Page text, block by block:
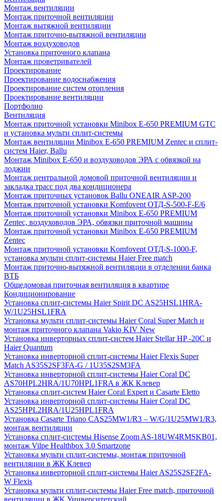
Монтаж вентиляции
Монтаж приточной вентиляции
Монтаж вытяжной вентиляции
Монтаж приточно-вытяжной вентиляции
Монтаж воздуховодов
Установка приточного клапана
Монтаж проветривателей
Проектирование
Проектирование водоснабжения
Проектирование систем отопления
Проектирование вентиляции
Портфолио
Вентиляция
Монтаж приточной установки Minibox E-650 PREMIUM GTC
и установка мульти сплит-системы
Монтаж вентиляции Minibox E-650 PREMIUM Zentec и сплит-
систем Haier, Ballu
Монтаж Minibox E-650 и воздуховодов ЭРА с обвязкой на
лоджии
Монтаж центральной домовой приточной вентиляции и
закладка трасс под два кондиционера
Монтаж приточных установок Ballu ONEAIR ASP-200
Монтаж приточной установки Komfovent ОТД-S-500-F-E/6
Монтаж приточной установки Minibox E-650 PREMIUM
Zentec, воздуховодов ЭРА, обвязки приточной машины
Монтаж приточной установки Minibox E-650 PREMIUM
Zentec
Монтаж приточной установки Komfovent ОТД-S-1000-F,
установка мульти сплит-системы Haier Free match
Монтаж приточно-вытяжной вентиляции в отделении банка
ВТБ
Общедомовая приточная вентиляция в квартире
Кондиционирование
Установка сплит-системы Haier Spirit DC AS25HSL1HRA-
W/1U25HSL1FRA
Установка мульти сплит-системы Haier Coral Super Match и
монтаж приточного клапана Vakio KIV New
Установка инверторных сплит-систем Haier Stellar HP -20С и
Haier Quantum
Установка инверторной сплит-системы Haier Flexis Super
Match AS35S2SF3FA-G / 1U35S2SM3FA
Установка инверторной сплит-системы Haier Coral DC
AS70HPL2HRA/1U70HPL1FRA в ЖК Клевер
Установка сплит-систем Haier Coral Expert и Casarte Eletto
Установка инверторной сплит-системы Haier Coral DC
AS25HPL2HRA/1U25HPL1FRA
Установка Casarte Triano CAS25MW1/R3 – W/G/1U25MW1/R3,
монтаж вентиляции
Установка сплит-системы Hisense Zoom AS-18UW4RMSKB01,
монтаж Vilpe Healthbox 3.0 Smartzone
Установка мульти сплит-системы, монтаж приточной
вентиляции в ЖК Клевер
Установка инверторной сплит-системы Haier AS25S2SF2FA-
W Flexis
Установка мульти сплит-системы Haier Free match, приточной
вентиляции в ЖК Университетский